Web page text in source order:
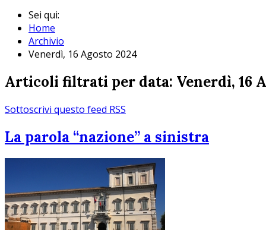
Sei qui:
Home
Archivio
Venerdì, 16 Agosto 2024
Articoli filtrati per data: Venerdì, 16
Sottoscrivi questo feed RSS
La parola “nazione” a sinistra